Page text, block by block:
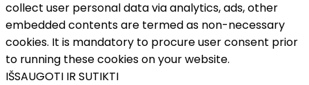
collect user personal data via analytics, ads, other
embedded contents are termed as non-necessary
cookies. It is mandatory to procure user consent prior
to running these cookies on your website.
IŠSAUGOTI IR SUTIKTI